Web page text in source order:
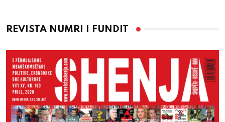
REVISTA NUMRI I FUNDIT